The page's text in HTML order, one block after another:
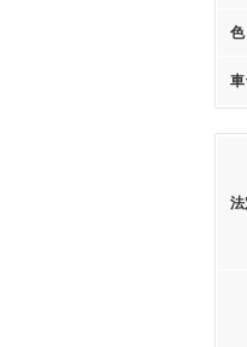
色